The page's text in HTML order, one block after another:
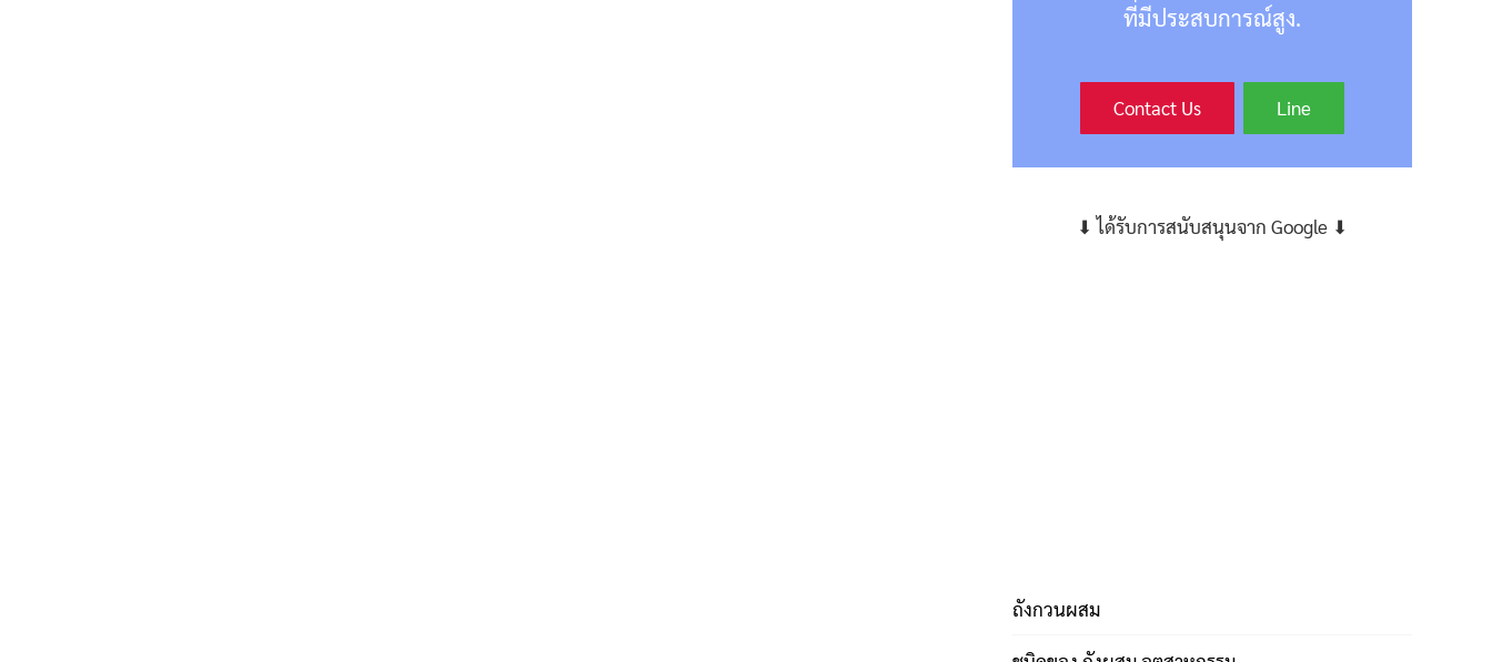
ที่มีประสบการณ์สูง.
Contact Us Line
⬇ ได้รับการสนับสนุนจาก Google ⬇
ถังกวนผสม